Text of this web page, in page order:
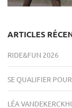
ARTICLES
RIDE&FUN 2026
SE QUALIFIER
LÉA